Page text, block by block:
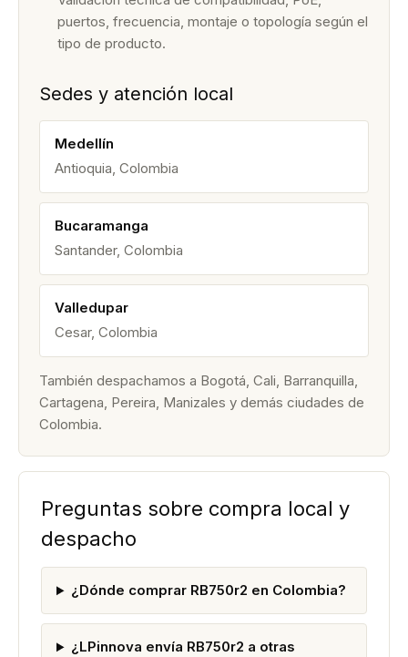
puertos, frecuencia, montaje o topología según el
tipo de producto.
Sedes y atención local
Medellín
Antioquia, Colombia
Bucaramanga
Santander, Colombia
Valledupar
Cesar, Colombia
También despachamos a Bogotá, Cali, Barranquilla,
Cartagena, Pereira, Manizales y demás ciudades de
Colombia.
Preguntas sobre compra local y
despacho
¿Dónde comprar RB750r2 en Colombia?
¿LPinnova envía RB750r2 a otras